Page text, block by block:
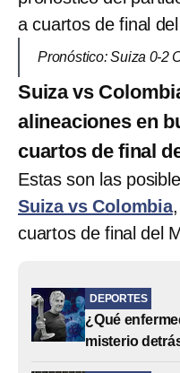
a cuartos de final
Pronóstico: Suiza 0-2
Suiza vs
alineaciones en
cuartos de final
Estas son las
Suiza vs Colombia
cuartos de final del
DEPORTES
¿Qué
misterio